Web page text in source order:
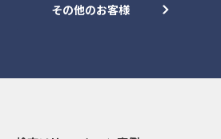
その他のお客様